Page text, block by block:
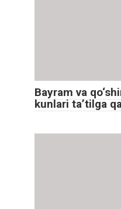
Bayram va
kunlari ta’tilga